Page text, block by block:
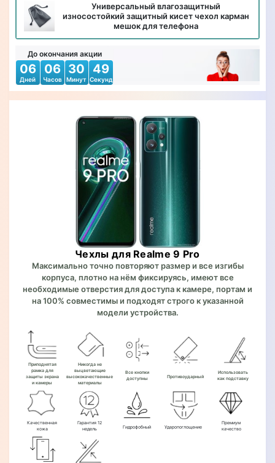
Универсальный влагозащитный
износостойкий защитный кисет чехол карман
мешок для телефона
До окончания акции
06
Дней
06
Часов
30
Минут
47
Секунд
Чехлы для Realme 9 Pro
Максимально точно повторяют размер и все изгибы
корпуса, плотно на нём фиксируясь, имеют все
необходимые отверстия для доступа к камере, портам и
на 100% совместимы и подходят строго к указанной
модели устройства.
Приподнятая
рамка для
защиты экрана
и камеры
Никогда не
выцветающие
высококачественные
материалы
Все кнопки
доступны
Противоударный
Использовать
как подставку
Качественная
кожа
Гарантия 12
недель
Гидрофобный Ударопоглощение
Премиум
качество